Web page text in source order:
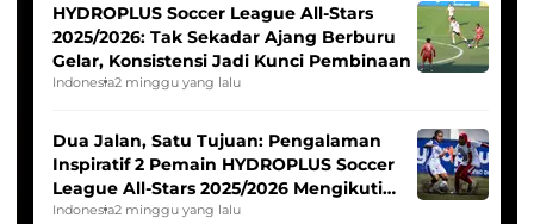
HYDROPLUS Soccer League All-Stars
2025/2026: Tak Sekadar Ajang Berburu
Gelar, Konsistensi Jadi Kunci Pembinaan
Indonesia2 minggu yang lalu
Dua Jalan, Satu Tujuan: Pengalaman
Inspiratif 2 Pemain HYDROPLUS Soccer
League All-Stars 2025/2026 Mengikuti
Seleksi Timnas Indonesia Putri
Indonesia2 minggu yang lalu